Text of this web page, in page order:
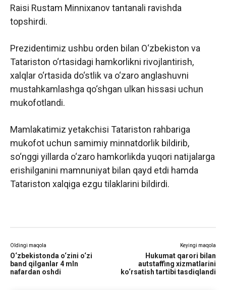
Raisi Rustam Minnixanov tantanali ravishda
topshirdi.
Prezidentimiz ushbu orden bilan O‘zbekiston va
Tatariston o‘rtasidagi hamkorlikni rivojlantirish,
xalqlar o‘rtasida do‘stlik va o‘zaro anglashuvni
mustahkamlashga qo‘shgan ulkan hissasi uchun
mukofotlandi.
Mamlakatimiz yetakchisi Tatariston rahbariga
mukofot uchun samimiy minnatdorlik bildirib,
so‘nggi yillarda o‘zaro hamkorlikda yuqori natijalarga
erishilganini mamnuniyat bilan qayd etdi hamda
Tatariston xalqiga ezgu tilaklarini bildirdi.
Oldingi maqola
O‘zbekistonda o‘zini o‘zi
band qilganlar 4 mln
nafardan oshdi
Keyingi maqola
Hukumat qarori bilan
autstaffing xizmatlarini
ko‘rsatish tartibi tasdiqlandi